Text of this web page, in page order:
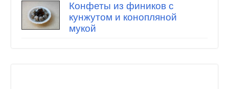
Конфеты из фиников с
кунжутом и конопляной
мукой